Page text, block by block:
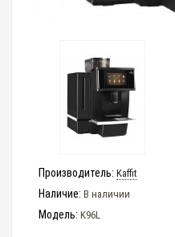
Производитель: Kaffit
Наличие: В наличии
Модель: K96L